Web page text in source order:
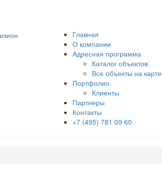
Главная
О компании
Адресная программа
Каталог объектов
Все объекты на карте
Портфолио
Клиенты
Партнеры
Контакты
+7 (495) 781 09 60